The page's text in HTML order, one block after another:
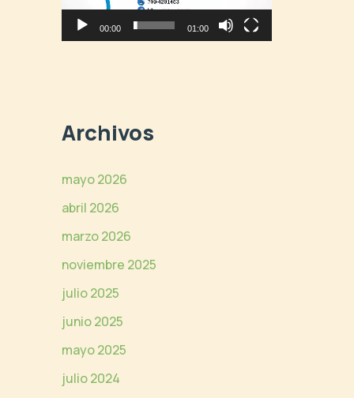
e
u
d
v
d
e
00:00 01:00
Archivos
mayo 2026
abril 2026
marzo 2026
noviembre 2025
julio 2025
junio 2025
mayo 2025
julio 2024